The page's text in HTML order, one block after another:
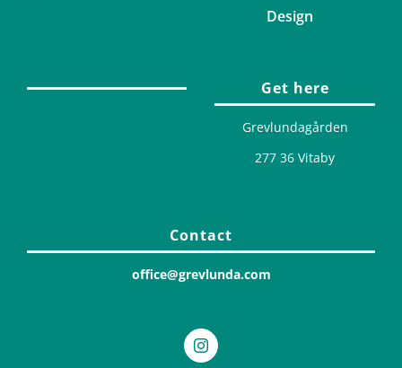
Design
Get here
Grevlundagården
277 36 Vitaby
Contact
office@grevlunda.com